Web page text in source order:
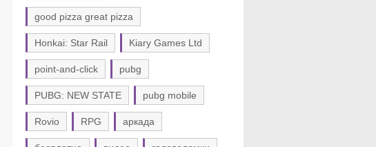
good pizza great pizza
Honkai: Star Rail Kiary Games Ltd
point-and-click pubg
PUBG: NEW STATE pubg mobile
Rovio RPG аркада